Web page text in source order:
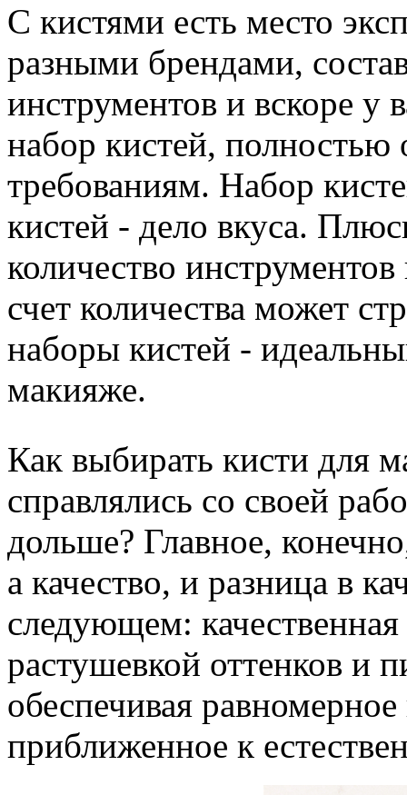
С кистями есть место
разными брендами,
инструментов и вскоре у
набор кистей,
требованиям. Набор
кистей - дело вкуса.
количество
счет количества может
наборы кистей -
макияже.
Как выбирать кисти для
справлялись со своей
дольше? Главное,
а качество, и разница в
следующем: качественная
растушевкой оттенков и
обеспечивая
приближенное к